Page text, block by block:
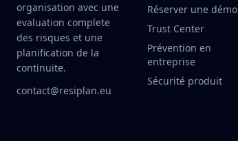
organisation avec une
evaluation complete
des risques et une
planification de la
continuite.
contact@resiplan.eu
Réserver une démo
Trust Center
Prévention en
entreprise
Sécurité produit